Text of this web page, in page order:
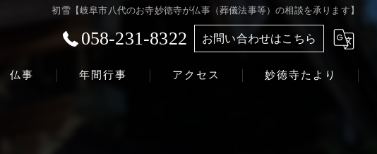
初雪【岐阜市八代のお寺妙徳寺が仏事（葬儀法事等）の相談を承ります】
058-231-8322 お問い合わせはこちら
仏事 年間行事 アクセス 妙徳寺たより